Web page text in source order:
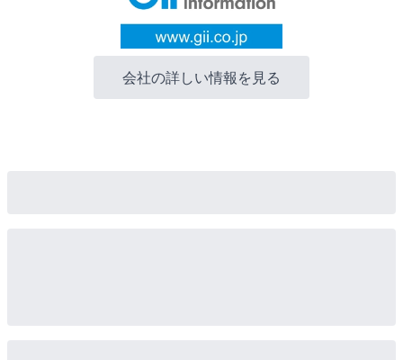
会社の詳しい情報を見る